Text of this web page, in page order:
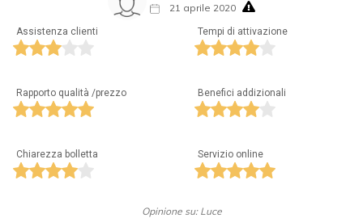
21 aprile 2020
Assistenza clienti Tempi di attivazione
Rapporto qualità /prezzo Benefici addizionali
Chiarezza bolletta Servizio online
Opinione su: Luce